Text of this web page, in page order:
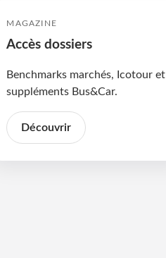
MAGAZINE
Accès dossiers
Benchmarks marchés, Icotour et
suppléments Bus&Car.
Découvrir